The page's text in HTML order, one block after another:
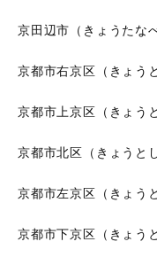
京田辺市（きょうたな
京都市右京区（きょう
京都市上京区（きょう
京都市北区（きょうと
京都市左京区（きょう
京都市下京区（きょう